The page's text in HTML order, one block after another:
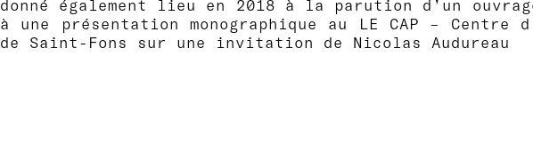
donné également lieu en 2018 à la parution d’un
à une présentation monographique au LE CAP – Centre
de Saint-Fons sur une invitation de Nicolas Audureau